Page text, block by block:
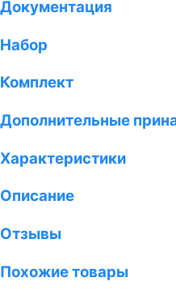
Документация
Набор
Комплект
Дополнительные
Характеристики
Описание
Отзывы
Похожие товары